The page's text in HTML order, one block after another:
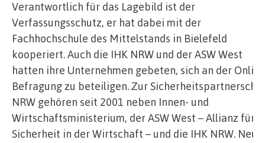
Verantwortlich für das Lagebild ist der
Verfassungsschutz, er hat dabei mit der
Fachhochschule des Mittelstands in Bielefeld
kooperiert. Auch die IHK NRW und der ASW West
hatten ihre Unternehmen gebeten, sich an der
Befragung zu beteiligen. Zur
NRW gehören seit 2001 neben Innen- und
Wirtschaftsministerium, der ASW West – Allianz für
Sicherheit in der Wirtschaft – und die IHK NRW.